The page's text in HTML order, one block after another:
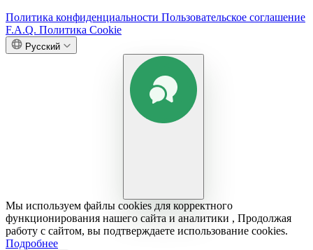
Политика конфиденциальности Пользовательское соглашение
F.A.Q. Политика Cookie
Русский
Мы используем файлы cookies для корректного
функционирования нашего сайта и аналитики , Продолжая
работу с сайтом, вы подтверждаете использование cookies.
Подробнее